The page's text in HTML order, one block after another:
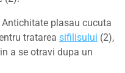
plasau cucuta
tratarea sifilisului (2),
a se otravi dupa un